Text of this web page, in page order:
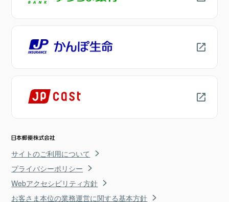
サイトのご利用について
プライバシーポリシー
Webアクセシビリティ方針
お客さま本位の業務運営に関する基本方針